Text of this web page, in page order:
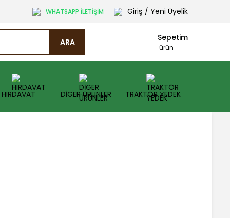
WHATSAPP İLETİŞİM Giriş / Yeni Üyelik
ARA Sepetim
ürün
HIRDAVAT DİGER ÜRÜNLER TRAKTÖR YEDEK